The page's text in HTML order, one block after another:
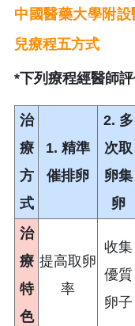
中國醫藥大學附
兒療程五方式
*下列療程經醫師
治
療
方
式
1. 精準
催排卵
2. 多
次取
卵集
卵
治
療
特
色
提高取卵
率
收集
優質
卵子